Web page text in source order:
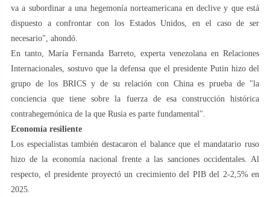
va a subordinar a una hegemonía norteamericana en declive y que está
dispuesto a confrontar con los Estados Unidos, en el caso de ser
necesario", ahondó.
En tanto, María Fernanda Barreto, experta venezolana en Relaciones
Internacionales, sostuvo que la defensa que el presidente Putin hizo del
grupo de los BRICS y de su relación con China es prueba de "la
conciencia que tiene sobre la fuerza de esa construcción histórica
contrahegemónica de la que Rusia es parte fundamental".
Economía resiliente
Los especialistas también destacaron el balance que el mandatario ruso
hizo de la economía nacional frente a las sanciones occidentales. Al
respecto, el presidente proyectó un crecimiento del PIB del 2-2,5% en
2025.